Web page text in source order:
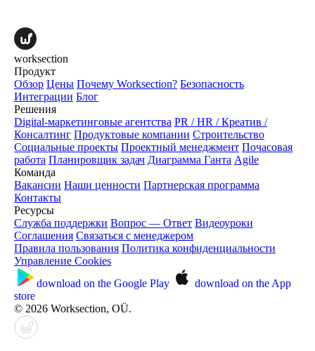
worksection
Продукт
Обзор Цены Почему Worksection? Безопасность
Интеграции Блог
Решения
Digital-маркетинговые агентства PR / HR / Креатив /
Консалтинг Продуктовые компании Строительство
Социальные проекты Проектный менеджмент Почасовая
работа Планировщик задач Диаграмма Ганта Agile
Команда
Вакансии Наши ценности Партнерская программа
Контакты
Ресурсы
Служба поддержки Вопрос — Ответ Видеоуроки
Соглашения Связаться с менеджером
Правила пользования Политика конфиденциальности
Управление Cookies
download on the Google Play download on the App
store
© 2026 Worksection, OÜ.